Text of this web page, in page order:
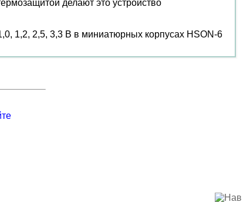
делают это устройство
1,2, 2,5, 3,3 В в миниатюрных корпусах HSON-6